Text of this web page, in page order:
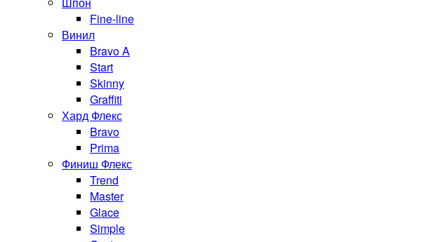
Fine-line
Винил
Bravo A
Start
Skinny
Graffiti
Хард Флекс
Bravo
Prima
Финиш Флекс
Trend
Master
Glace
Simple